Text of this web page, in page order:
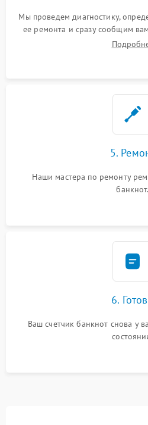
Мы проведем диагностику,
ее ремонта и сразу сообщим
5.
Наши мастера по ремонту
банкнот.
6.
Ваш счетчик банкнот снова у